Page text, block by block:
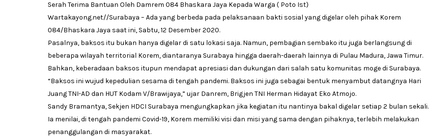
Serah Terima Bantuan Oleh Damrem 084 Bhaskara Jaya Kepada Warga ( Poto Ist)
Wartakayong.net//Surabaya – Ada yang berbeda pada pelaksanaan bakti sosial yang digelar oleh pihak Korem
084/Bhaskara Jaya saat ini, Sabtu, 12 Desember 2020.
Pasalnya, baksos itu bukan hanya digelar di satu lokasi saja. Namun, pembagian sembako itu juga berlangsung di
beberapa wilayah territorial Korem, diantaranya Surabaya hingga daerah-daerah lainnya di Pulau Madura, Jawa Timur.
Bahkan, keberadaan baksos itupun mendapat apresiasi dan dukungan dari salah satu komunitas moge di Surabaya.
“Baksos ini wujud kepedulian sesama di tengah pandemi. Baksos ini juga sebagai bentuk menyambut datangnya Hari
Juang TNI-AD dan HUT Kodam V/Brawijaya,” ujar Danrem, Brigjen TNI Herman Hidayat Eko Atmojo.
Sandy Bramantya, Sekjen HDCI Surabaya mengungkapkan jika kegiatan itu nantinya bakal digelar setiap 2 bulan sekali.
Ia menilai, di tengah pandemi Covid-19, Korem memiliki visi dan misi yang sama dengan pihaknya, terlebih melakukan
penanggulangan di masyarakat.